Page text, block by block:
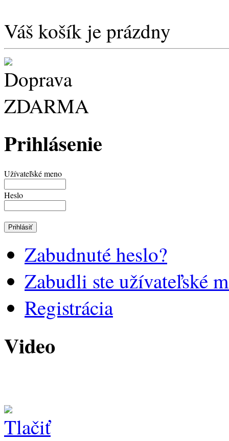
Váš košík je prázdny
Prihlásenie
Užívateľské meno
Heslo
Zabudnuté heslo?
Zabudli ste užívateľské
Registrácia
Video